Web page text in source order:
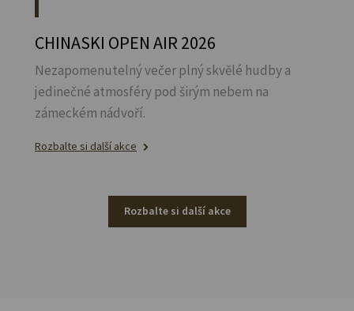
CHINASKI OPEN AIR 2026
Nezapomenutelný večer plný skvělé hudby a
jedinečné atmosféry pod širým nebem na
zámeckém nádvoří.
Rozbalte si další akce
Rozbalte si další akce